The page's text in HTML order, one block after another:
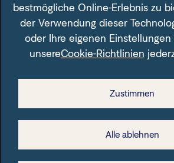
Im Fondsfinder der FFB unter der
Rechtliche Hinweise
bestmögliche Online-Erlebnis zu
der Verwendung dieser
oder Ihre eigenen
unsereCookie-Richtlinien
Zustimmen
Alle ablehnen